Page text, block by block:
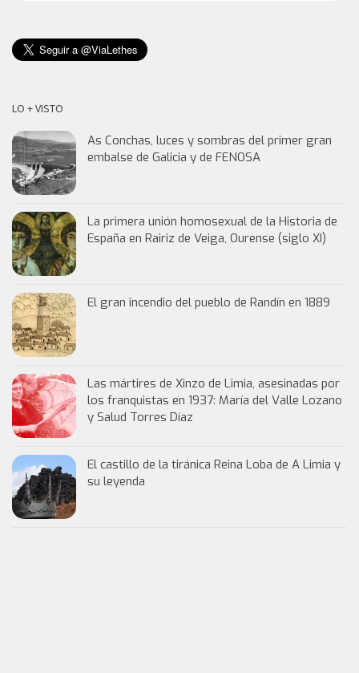
LO + VISTO
As Conchas, luces y sombras del primer gran
embalse de Galicia y de FENOSA
La primera unión homosexual de la Historia de
España en Rairiz de Veiga, Ourense (siglo XI)
El gran incendio del pueblo de Randín en 1889
Las mártires de Xinzo de Limia, asesinadas por
los franquistas en 1937: María del Valle Lozano
y Salud Torres Díaz
El castillo de la tiránica Reina Loba de A Limia y
su leyenda